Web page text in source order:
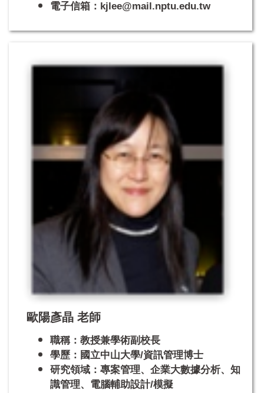
電子信箱：kjlee@mail.nptu.edu.tw
歐陽彥晶 老師
職稱：教授兼學術副校長
學歷：國立中山大學/資訊管理博士
研究領域：專案管理、企業大數據分析、知
識管理、電腦輔助設計/模擬